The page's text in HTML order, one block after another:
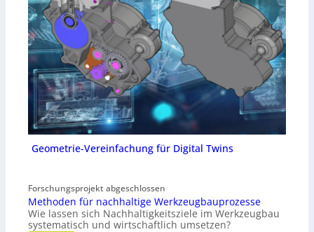
Geometrie-Vereinfachung für Digital Twins
Forschungsprojekt abgeschlossen
Methoden für nachhaltige Werkzeugbauprozesse
Wie lassen sich Nachhaltigkeitsziele im Werkzeugbau
systematisch und wirtschaftlich umsetzen?